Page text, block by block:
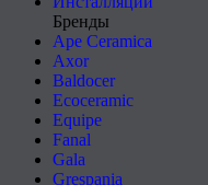
Бренды
Ape Ceramica
Axor
Baldocer
Ecoceramic
Equipe
Fanal
Gala
Grespania